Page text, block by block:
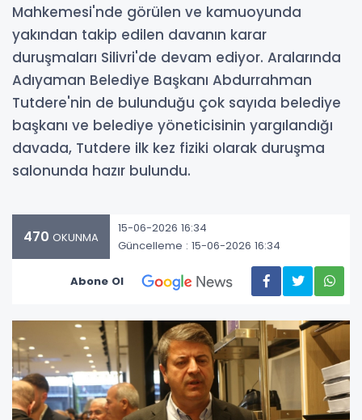
Mahkemesi'nde görülen ve kamuoyunda
yakından takip edilen davanın karar
duruşmaları Silivri'de devam ediyor. Aralarında
Adıyaman Belediye Başkanı Abdurrahman
Tutdere'nin de bulunduğu çok sayıda belediye
başkanı ve belediye yöneticisinin yargılandığı
davada, Tutdere ilk kez fiziki olarak duruşma
salonunda hazır bulundu.
470 OKUNMA
15-06-2026 16:34
Güncelleme : 15-06-2026 16:34
Abone Ol